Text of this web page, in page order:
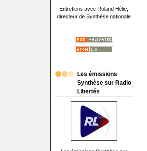
Entretiens avec Roland Hélie,
directeur de Synthèse nationale
Les émissions
Synthèse sur Radio
Libertés